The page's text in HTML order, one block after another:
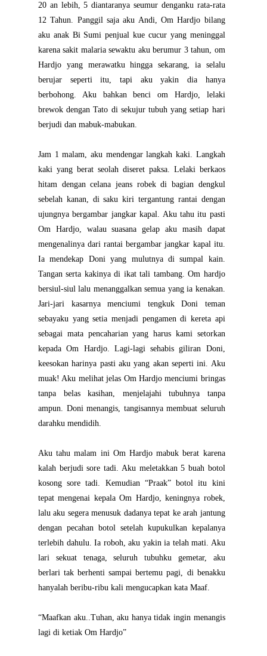
20 an lebih, 5 diantaranya seumur denganku rata-rata
12 Tahun. Panggil saja aku Andi, Om Hardjo bilang
aku anak Bi Sumi penjual kue cucur yang meninggal
karena sakit malaria sewaktu aku berumur 3 tahun, om
Hardjo yang merawatku hingga sekarang, ia selalu
berujar seperti itu, tapi aku yakin dia hanya
berbohong. Aku bahkan benci om Hardjo, lelaki
brewok dengan Tato di sekujur tubuh yang setiap hari
berjudi dan mabuk-mabukan.
Jam 1 malam, aku mendengar langkah kaki. Langkah
kaki yang berat seolah diseret paksa. Lelaki berkaos
hitam dengan celana jeans robek di bagian dengkul
sebelah kanan, di saku kiri tergantung rantai dengan
ujungnya bergambar jangkar kapal. Aku tahu itu pasti
Om Hardjo, walau suasana gelap aku masih dapat
mengenalinya dari rantai bergambar jangkar kapal itu.
Ia mendekap Doni yang mulutnya di sumpal kain.
Tangan serta kakinya di ikat tali tambang. Om hardjo
bersiul-siul lalu menanggalkan semua yang ia kenakan.
Jari-jari kasarnya menciumi tengkuk Doni teman
sebayaku yang setia menjadi pengamen di kereta api
sebagai mata pencaharian yang harus kami setorkan
kepada Om Hardjo. Lagi-lagi sehabis giliran Doni,
keesokan harinya pasti aku yang akan seperti ini. Aku
muak! Aku melihat jelas Om Hardjo menciumi bringas
tanpa belas kasihan, menjelajahi tubuhnya tanpa
ampun. Doni menangis, tangisannya membuat seluruh
darahku mendidih.
Aku tahu malam ini Om Hardjo mabuk berat karena
kalah berjudi sore tadi. Aku meletakkan 5 buah botol
kosong sore tadi. Kemudian “Praak” botol itu kini
tepat mengenai kepala Om Hardjo, keningnya robek,
lalu aku segera menusuk dadanya tepat ke arah jantung
dengan pecahan botol setelah kupukulkan kepalanya
terlebih dahulu. Ia roboh, aku yakin ia telah mati. Aku
lari sekuat tenaga, seluruh tubuhku gemetar, aku
berlari tak berhenti sampai bertemu pagi, di benakku
hanyalah beribu-ribu kali mengucapkan kata Maaf.
“Maafkan aku..Tuhan, aku hanya tidak ingin menangis
lagi di ketiak Om Hardjo”